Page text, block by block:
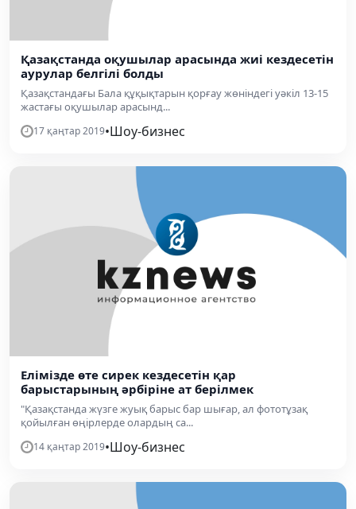
Қазақстанда оқушылар арасында жиі кездесетін
аурулар белгілі болды
Қазақстандағы Бала құқықтарын қорғау жөніндегі уәкіл 13-15
жастағы оқушылар арасынд...
17 қаңтар 2019•Шоу-бизнес
Елімізде өте сирек кездесетін қар
барыстарының әрбіріне ат берілмек
"Қазақстанда жүзге жуық барыс бар шығар, ал фототұзақ
қойылған өңірлерде олардың са...
14 қаңтар 2019•Шоу-бизнес